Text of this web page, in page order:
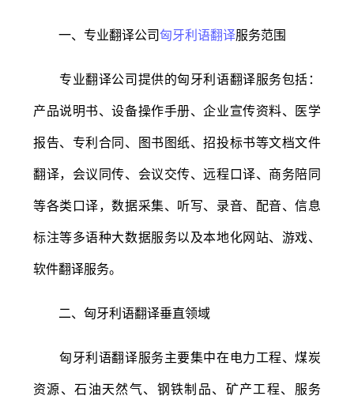
一、专业翻译公司匈牙利语翻译服务范围
专业翻译公司提供的匈牙利语翻译服务包括：
产品说明书、设备操作手册、企业宣传资料、医学
报告、专利合同、图书图纸、招投标书等文档文件
翻译，会议同传、会议交传、远程口译、商务陪同
等各类口译，数据采集、听写、录音、配音、信息
标注等多语种大数据服务以及本地化网站、游戏、
软件翻译服务。
二、匈牙利语翻译垂直领域
匈牙利语翻译服务主要集中在电力工程、煤炭
资源、石油天然气、钢铁制品、矿产工程、服务